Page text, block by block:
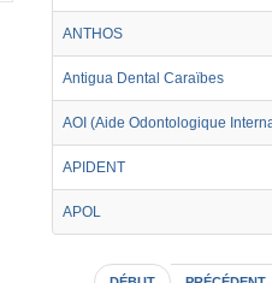
ANTHOS
Antigua Dental Caraïbes
AOI (Aide Odontologique
APIDENT
APOL